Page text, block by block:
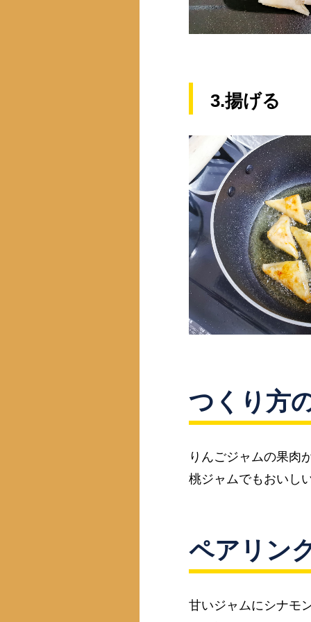
3.揚げる
つくり方
りんごジャムの果肉
桃ジャムでもおいし
ペアリン
甘いジャムにシナモ